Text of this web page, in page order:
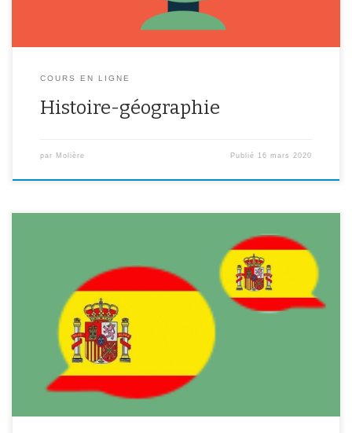
COURS EN LIGNE
Histoire-géographie
par Molière Publié 16 mars 2020
Pour les cours d’espagnol nous publierons tous les documents à
destination des élèves sur ce lien padlet, créé pour une classe
d’espagnol en ligne :
https://padlet.com/laschicasdelcole94/a9gtekl7vc1pTous les
élèves auront le même lien et pourront accéder aux documents
par simple clic sur les dossiers qui concernent leur niveau. Les
élèves ne pourront […]